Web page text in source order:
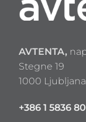
AVTENTA,
Stegne 19
1000 Ljubljana
+386 1 5836